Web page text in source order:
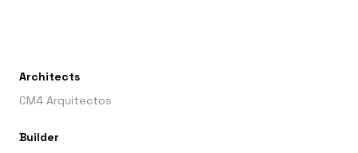
Architects
CM4 Arquitectos
Builder